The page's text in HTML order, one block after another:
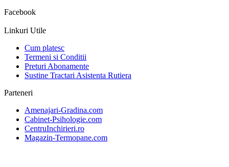
Facebook
Linkuri Utile
Cum platesc
Termeni si Conditii
Preturi Abonamente
Sustine Tractari Asistenta Rutiera
Parteneri
Amenajari-Gradina.com
Cabinet-Psihologie.com
CentruInchirieri.ro
Magazin-Termopane.com